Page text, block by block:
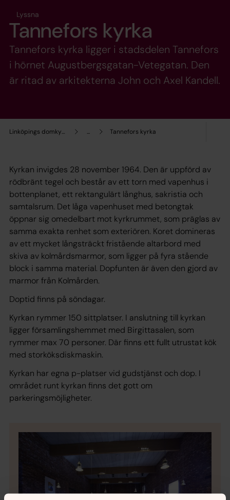
Linköpings domkyrkopastorat ... Tannefors kyrka
Lyssna
Tannefors kyrka
Tannefors kyrka ligger i stadsdelen Tannefors
i hörnet Augustbergsgatan-Vetegatan. Den
är ritad av arkitekterna John och Axel Kandell.
Kyrkan invigdes 28 november 1964. Den är uppförd av
rödbränt tegel och består av ett torn med vapenhus i
bottenplanet, ett rektangulärt långhus, sakristia och
samtalsrum. Det låga vapenhuset med betongtak
öppnar sig omedelbart mot kyrkrummet, som präglas av
samma exakta renhet som exteriören. Koret domineras
av ett mycket långsträckt fristående altarbord med
skiva av kolmårdsmarmor, som ligger på fyra stående
block i samma material. Dopfunten är även den gjord av
marmor från Kolmården.
Doptid finns på söndagar.
Kyrkan rymmer 150 sittplatser. I anslutning till kyrkan
ligger församlingshemmet med Birgittasalen, som
rymmer max 70 personer. Där finns ett fullt utrustat kök
med storköksdiskmaskin.
Kyrkan har egna p-platser vid gudstjänst och dop. I
området runt kyrkan finns det gott om
parkeringsmöjligheter.